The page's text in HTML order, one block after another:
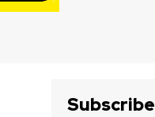
Subscribe